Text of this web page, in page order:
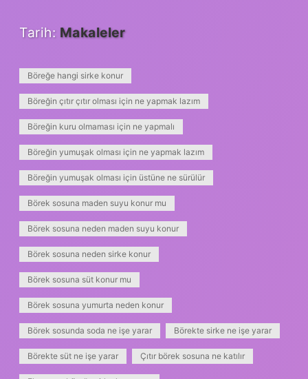
Tarih: Makaleler
Böreğe hangi sirke konur
Böreğin çıtır çıtır olması için ne yapmak lazım
Böreğin kuru olmaması için ne yapmalı
Böreğin yumuşak olması için ne yapmak lazım
Böreğin yumuşak olması için üstüne ne sürülür
Börek sosuna maden suyu konur mu
Börek sosuna neden maden suyu konur
Börek sosuna neden sirke konur
Börek sosuna süt konur mu
Börek sosuna yumurta neden konur
Börek sosunda soda ne işe yarar Börekte sirke ne işe yarar
Börekte süt ne işe yarar Çıtır börek sosuna ne katılır